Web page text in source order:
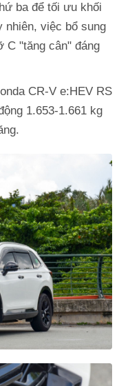
ba để tối ưu khối
nhiên, việc bổ sung
C "tăng cân" đáng
CR-V e:HEV RS
1.653-1.661 kg